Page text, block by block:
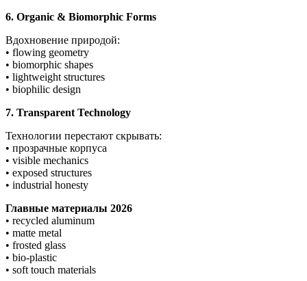
6. Organic & Biomorphic Forms
Вдохновение природой:
• flowing geometry
• biomorphic shapes
• lightweight structures
• biophilic design
7. Transparent Technology
Технологии перестают скрывать:
• прозрачные корпуса
• visible mechanics
• exposed structures
• industrial honesty
Главные материалы 2026
• recycled aluminum
• matte metal
• frosted glass
• bio-plastic
• soft touch materials